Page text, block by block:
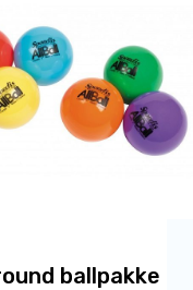
ballpakke